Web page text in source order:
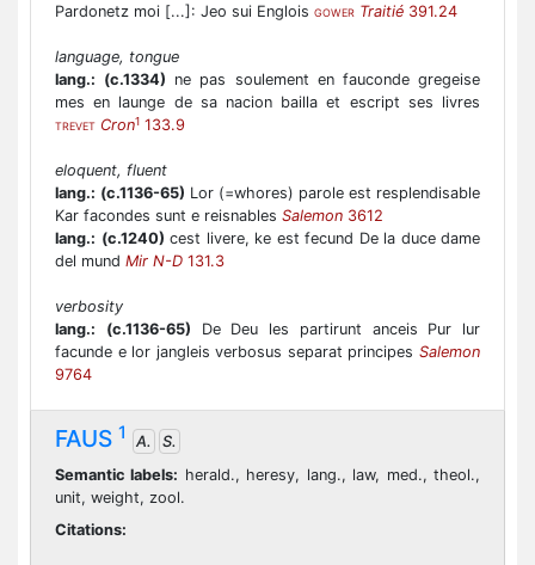
Pardonetz moi [...]: Jeo sui Englois GOWER Traitié 391.24
language, tongue
lang.: (c.1334) ne pas soulement en fauconde gregeise
mes en launge de sa nacion bailla et escript ses livres
TREVET Cron1 133.9
eloquent, fluent
lang.: (c.1136-65) Lor (=whores) parole est resplendisable
Kar facondes sunt e reisnables Salemon 3612
lang.: (c.1240) cest livere, ke est fecund De la duce dame
del mund Mir N-D 131.3
verbosity
lang.:
(c.1136-65) De Deu les partirunt anceis Pur lur
facunde e lor jangleis verbosus separat principes Salemon
9764
FAUS 1 A.
S.
Semantic labels: herald., heresy, lang., law, med., theol.,
unit, weight, zool.
Citations: